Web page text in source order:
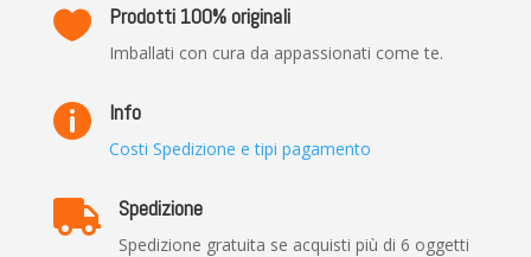
 Prodotti 100% originali
Imballati con cura da appassionati come te.
 Info
Costi Spedizione e tipi pagamento
 Spedizione
Spedizione gratuita se acquisti più di 6 oggetti